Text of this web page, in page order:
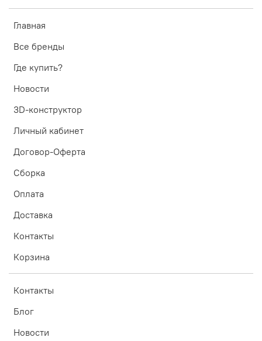
Главная
Все бренды
Где купить?
Новости
3D-конструктор
Личный кабинет
Договор-Оферта
Сборка
Оплата
Доставка
Контакты
Корзина
Контакты
Блог
Новости